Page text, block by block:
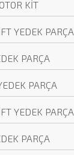
KİT
YEDEK PARÇA
PARÇA
PARÇA
YEDEK PARÇA
PARÇA